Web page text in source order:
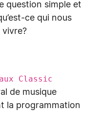
question simple et
ce qui nous
vivre?
Classic
de musique
la programmation